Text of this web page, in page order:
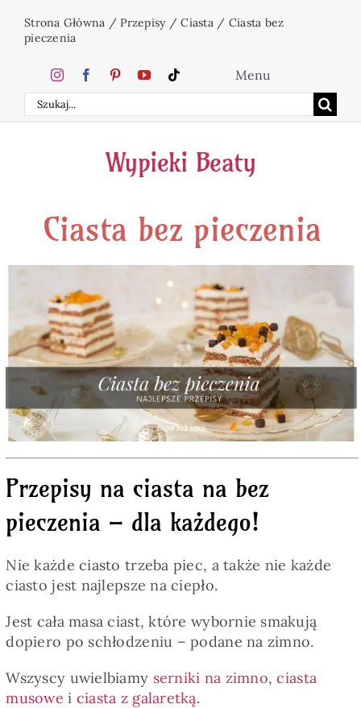
zawartości
Strona Główna /Przepisy/Ciasta/ Ciasta bez
pieczenia
Szukaj
Menu
Home
Ciasta
Desery
Napoje
Pieczywo
Przetwory
Posiłki
SKLEP
Wypieki Beaty
Ciasta bez pieczenia
Przepisy na ciasta na bez
pieczenia – dla każdego!
Nie każde ciasto trzeba piec, a także nie każde
ciasto jest najlepsze na ciepło.
Jest cała masa ciast, które wybornie smakują
dopiero po schłodzeniu – podane na zimno.
Wszyscy uwielbiamy serniki na zimno,ciasta
musowe i ciasta z galaretką.